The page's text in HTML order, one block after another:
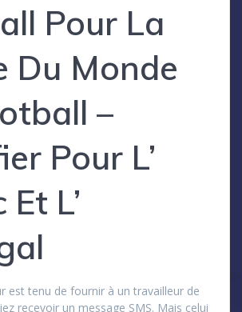
Pour La
Du Monde
–
Pour L’
L’
est tenu de fournir à un travailleur de
recevoir un message SMS. Mais celui